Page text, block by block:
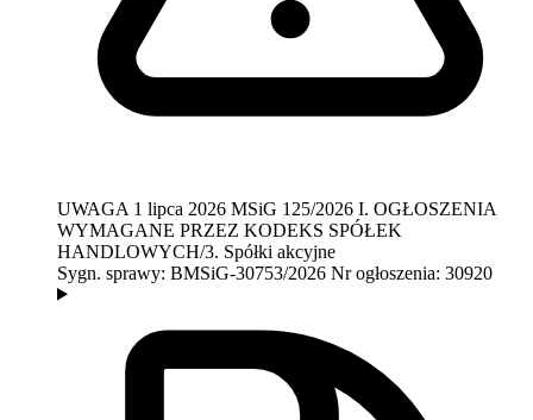
UWAGA 1 lipca 2026 MSiG 125/2026 I. OGŁOSZENIA
WYMAGANE PRZEZ KODEKS SPÓŁEK
HANDLOWYCH/3. Spółki akcyjne
Sygn. sprawy: BMSiG-30753/2026 Nr ogłoszenia: 30920